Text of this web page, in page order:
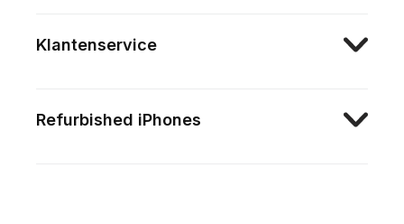
Klantenservice
Refurbished iPhones